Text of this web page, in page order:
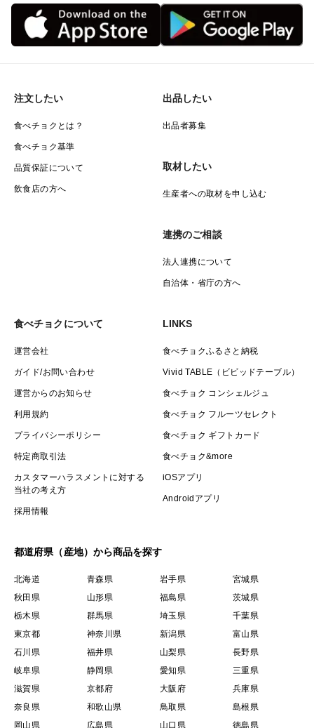
注文したい
食べチョクとは？
食べチョク基準
品質保証について
飲食店の方へ
出品したい
出品者募集
取材したい
生産者への取材を申し込む
連携のご相談
法人連携について
自治体・省庁の方へ
食べチョクについて
運営会社
ガイド/お問い合わせ
運営からのお知らせ
利用規約
プライバシーポリシー
特定商取引法
カスタマーハラスメントに対する
当社の考え方
採用情報
LINKS
食べチョクふるさと納税
Vivid TABLE（ビビッドテーブル）
食べチョク コンシェルジュ
食べチョク フルーツセレクト
食べチョク ギフトカード
食べチョク&more
iOSアプリ
Androidアプリ
都道府県（産地）から商品を探す
北海道 青森県 岩手県
宮城県
秋田県
山形県 福島県
茨城県
栃木県
群馬県 埼玉県
千葉県
東京都
神奈川県 新潟県
富山県
石川県
福井県 山梨県
長野県
岐阜県
静岡県 愛知県
三重県
滋賀県
京都府 大阪府
兵庫県
奈良県
和歌山県 鳥取県
島根県
岡山県
広島県 山口県 徳島県